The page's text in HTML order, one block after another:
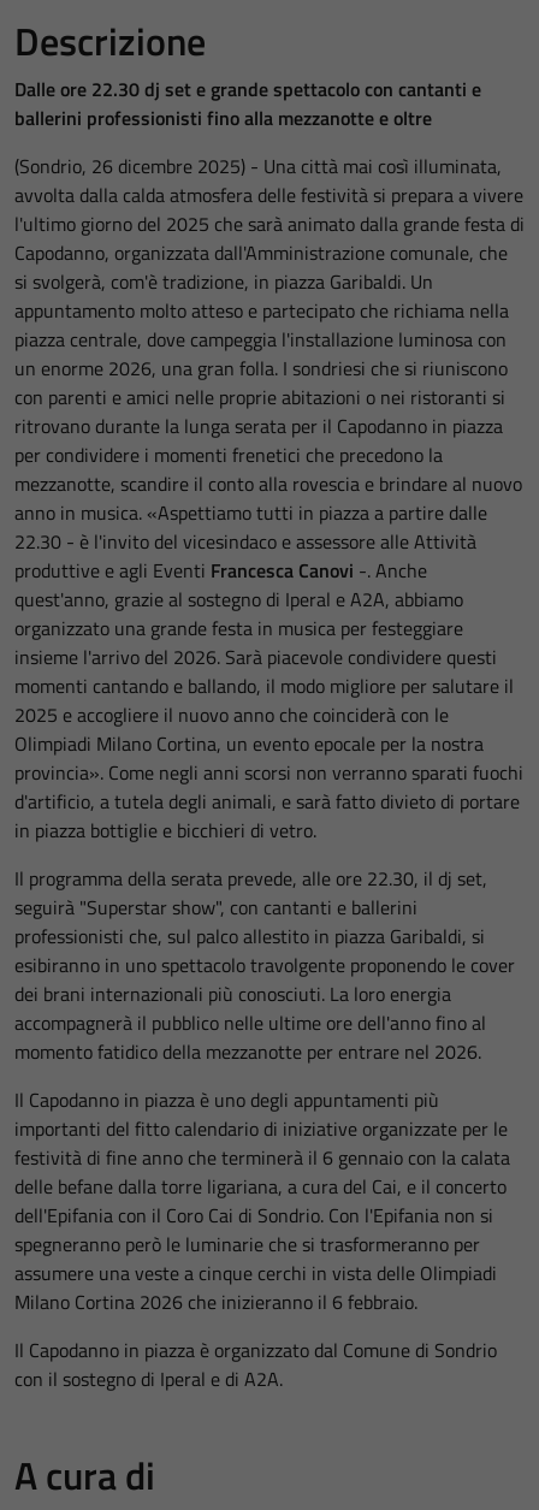
Descrizione
Dalle ore 22.30 dj set e grande spettacolo con cantanti e
ballerini professionisti fino alla mezzanotte e oltre
(Sondrio, 26 dicembre 2025) - Una città mai così illuminata,
avvolta dalla calda atmosfera delle festività si prepara a vivere
l'ultimo giorno del 2025 che sarà animato dalla grande festa di
Capodanno, organizzata dall'Amministrazione comunale, che
si svolgerà, com'è tradizione, in piazza Garibaldi. Un
appuntamento molto atteso e partecipato che richiama nella
piazza centrale, dove campeggia l'installazione luminosa con
un enorme 2026, una gran folla. I sondriesi che si riuniscono
con parenti e amici nelle proprie abitazioni o nei ristoranti si
ritrovano durante la lunga serata per il Capodanno in piazza
per condividere i momenti frenetici che precedono la
mezzanotte, scandire il conto alla rovescia e brindare al nuovo
anno in musica. «Aspettiamo tutti in piazza a partire dalle
22.30 - è l'invito del vicesindaco e assessore alle Attività
produttive e agli Eventi Francesca Canovi -. Anche
quest'anno, grazie al sostegno di Iperal e A2A, abbiamo
organizzato una grande festa in musica per festeggiare
insieme l'arrivo del 2026. Sarà piacevole condividere questi
momenti cantando e ballando, il modo migliore per salutare il
2025 e accogliere il nuovo anno che coinciderà con le
Olimpiadi Milano Cortina, un evento epocale per la nostra
provincia». Come negli anni scorsi non verranno sparati fuochi
d'artificio, a tutela degli animali, e sarà fatto divieto di portare
in piazza bottiglie e bicchieri di vetro.
Il programma della serata prevede, alle ore 22.30, il dj set,
seguirà "Superstar show", con cantanti e ballerini
professionisti che, sul palco allestito in piazza Garibaldi, si
esibiranno in uno spettacolo travolgente proponendo le cover
dei brani internazionali più conosciuti. La loro energia
accompagnerà il pubblico nelle ultime ore dell'anno fino al
momento fatidico della mezzanotte per entrare nel 2026.
Il Capodanno in piazza è uno degli appuntamenti più
importanti del fitto calendario di iniziative organizzate per le
festività di fine anno che terminerà il 6 gennaio con la calata
delle befane dalla torre ligariana, a cura del Cai, e il concerto
dell'Epifania con il Coro Cai di Sondrio. Con l'Epifania non si
spegneranno però le luminarie che si trasformeranno per
assumere una veste a cinque cerchi in vista delle Olimpiadi
Milano Cortina 2026 che inizieranno il 6 febbraio.
Il Capodanno in piazza è organizzato dal Comune di Sondrio
con il sostegno di Iperal e di A2A.
A cura di